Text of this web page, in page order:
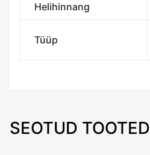
Helihinnang
Tüüp
SEOTUD TOOTED